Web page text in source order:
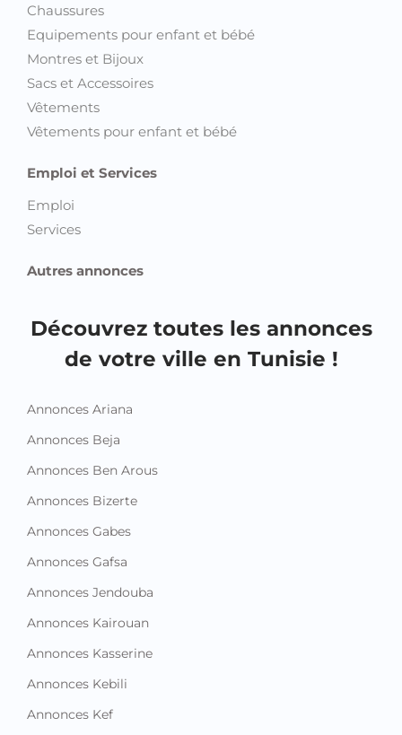
Chaussures
Equipements pour enfant et bébé
Montres et Bijoux
Sacs et Accessoires
Vêtements
Vêtements pour enfant et bébé
Emploi et Services
Emploi
Services
Autres annonces
Découvrez toutes les annonces
de votre ville en Tunisie !
Annonces Ariana
Annonces Beja
Annonces Ben Arous
Annonces Bizerte
Annonces Gabes
Annonces Gafsa
Annonces Jendouba
Annonces Kairouan
Annonces Kasserine
Annonces Kebili
Annonces Kef